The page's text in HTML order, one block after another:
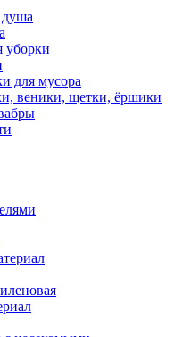
уборки
для мусора
веники, щетки, ёршики